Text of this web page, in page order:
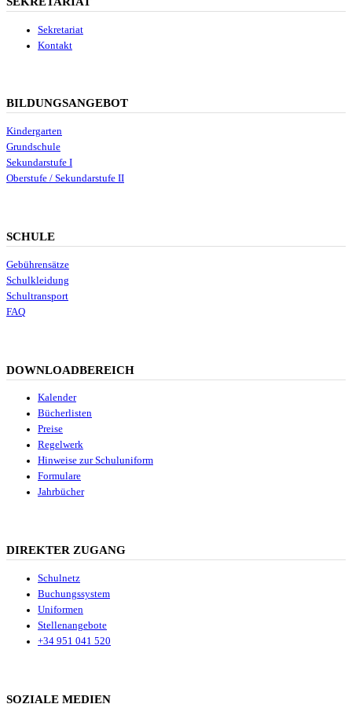
Sekretariat
Kontakt
BILDUNGSANGEBOT
Kindergarten
Grundschule
Sekundarstufe I
Oberstufe / Sekundarstufe II
SCHULE
Gebührensätze
Schulkleidung
Schultransport
FAQ
DOWNLOADBEREICH
Kalender
Bücherlisten
Preise
Regelwerk
Hinweise zur Schuluniform
Formulare
Jahrbücher
DIREKTER ZUGANG
Schulnetz
Buchungssystem
Uniformen
Stellenangebote
+34 951 041 520
SOZIALE MEDIEN